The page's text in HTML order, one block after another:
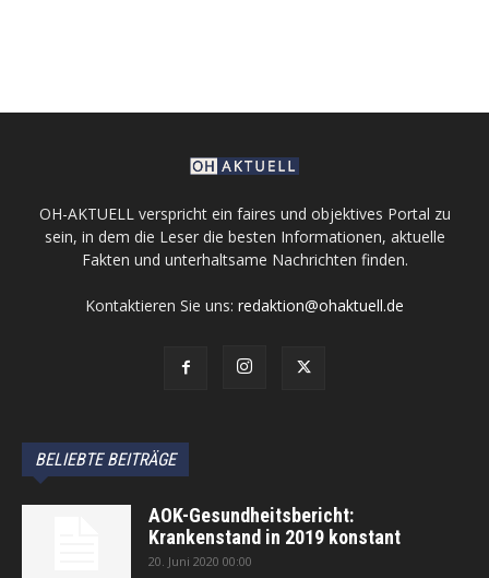
OH-AKTUELL verspricht ein faires und objektives Portal zu
sein, in dem die Leser die besten Informationen, aktuelle
Fakten und unterhaltsame Nachrichten finden.
Kontaktieren Sie uns: redaktion@ohaktuell.de
BELIEBTE BEITRÄGE
AOK-Gesundheitsbericht:
Krankenstand in 2019 konstant
20. Juni 2020 00:00